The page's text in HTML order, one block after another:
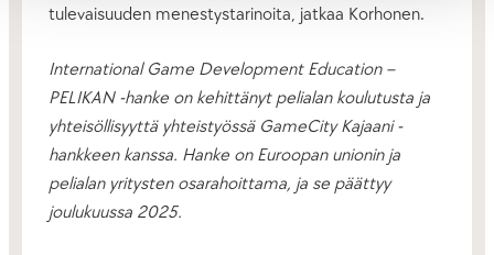
tulevaisuuden menestystarinoita, jatkaa Korhonen.
International Game Development Education –
PELIKAN -hanke on kehittänyt pelialan koulutusta ja
yhteisöllisyyttä yhteistyössä GameCity Kajaani -
hankkeen kanssa. Hanke on Euroopan unionin ja
pelialan yritysten osarahoittama, ja se päättyy
joulukuussa 2025.